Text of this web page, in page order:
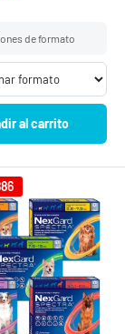
de formato
al carrito